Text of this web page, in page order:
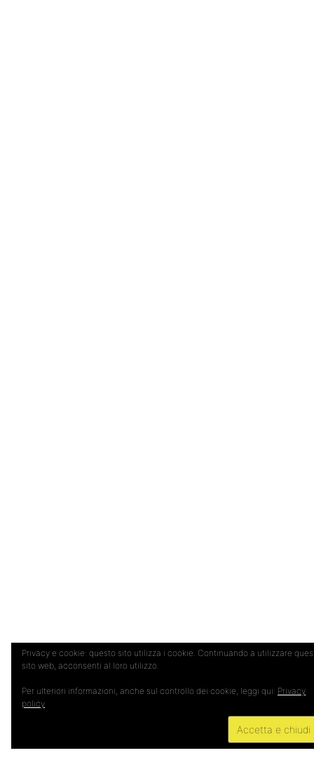
Privacy e cookie: questo sito utilizza i cookie. Continuando a utilizzare
sito web, acconsenti al loro utilizzo.
Per ulteriori informazioni, anche sul controllo dei cookie, leggi qui: Privacy
policy